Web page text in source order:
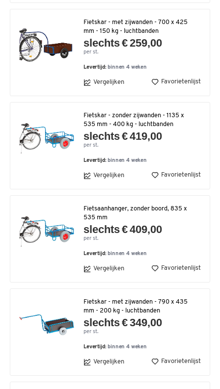
Fietskar - met zijwanden - 700 x 425
mm - 150 kg - luchtbanden
slechts € 259,00
per st.
Levertijd: binnen 4 weken
Vergelijken Favorietenlijst
Fietskar - zonder zijwanden - 1135 x
535 mm - 400 kg - luchtbanden
slechts € 419,00
per st.
Levertijd: binnen 4 weken
Vergelijken Favorietenlijst
Fietsaanhanger, zonder boord, 835 x
535 mm
slechts € 409,00
per st.
Levertijd: binnen 4 weken
Vergelijken Favorietenlijst
Fietskar - met zijwanden - 790 x 435
mm - 200 kg - luchtbanden
slechts € 349,00
per st.
Levertijd: binnen 4 weken
Vergelijken Favorietenlijst